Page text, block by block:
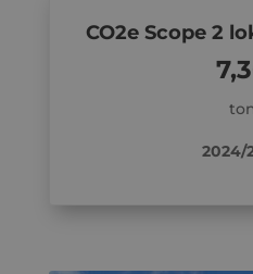
CO2e Scope 2
2024/